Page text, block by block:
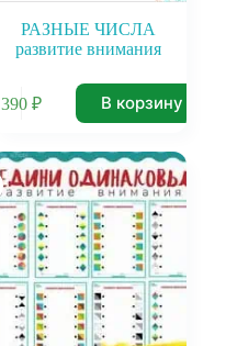
РАЗНЫЕ ЧИСЛА
развитие внимания
390₽ В корзину